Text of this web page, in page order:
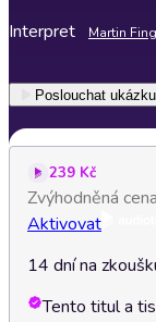
Interpret Martin
Poslouchat ukázku
239 Kč
Zvýhodněná
Aktivovat
14 dní na
Tento titul a